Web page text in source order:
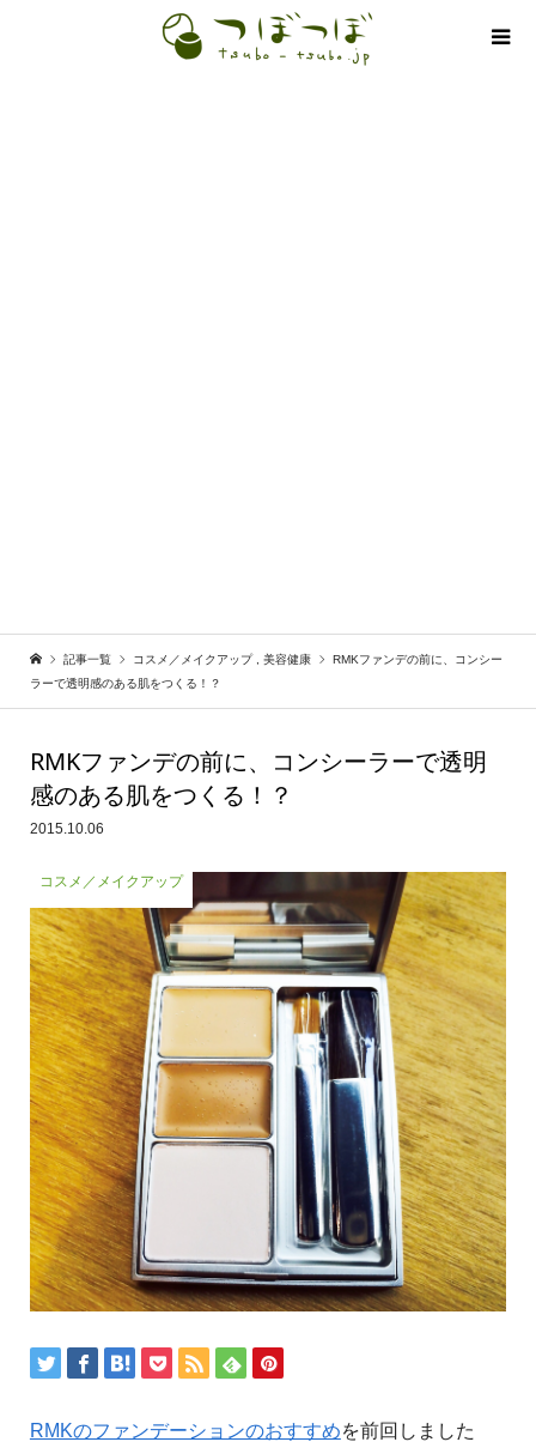
記事一覧 コスメ／メイクアップ 美容健康
RMKファンデの前に、コンシー
ラーで透明感のある肌をつくる！？
RMKファンデの前に、コンシーラーで透明
感のある肌をつくる！？
2015.10.06
コスメ／メイクアップ
RMKのファンデーションのおすすめを前回しました